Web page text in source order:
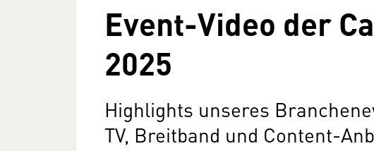
Event-Video der
2025
Highlights unseres
TV, Breitband und Content-